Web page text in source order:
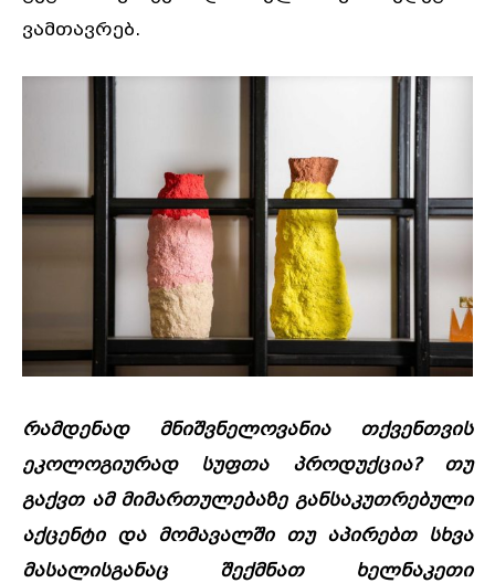
ვამთავრებ.
რამდენად მნიშვნელოვანია თქვენთვის
ეკოლოგიურად სუფთა პროდუქცია? თუ
გაქვთ ამ მიმართულებაზე განსაკუთრებული
აქცენტი და მომავალში თუ აპირებთ სხვა
მასალისგანაც შექმნათ ხელნაკეთი